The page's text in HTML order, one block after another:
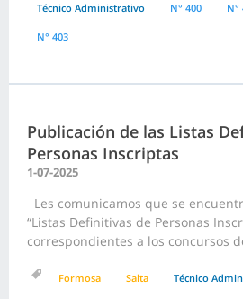
Técnico Administrativo N° 400 N°
N° 403
Publicación de las Listas
Personas Inscriptas
1-07-2025
Les comunicamos que se
“Listas Definitivas de Personas
correspondientes a los concursos
Formosa Salta Técnico